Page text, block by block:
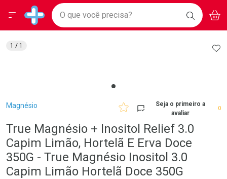
Drogarias Pacheco
Baixe nosso APP e aproveite Ofertas Exclusivas!
BAIXE
O APP
Ir direto para a home
pela página
Ir direto para o conteúdo
Ir direto para a busca
Ir direto para a conta
Faça a sua busca
O que você precisa? BUSCAR
Menu
Breadcrumb
Magnésio
Seja o primeiro a
avaliar
0
True Magnésio + Inositol Relief 3.0
Capim Limão, Hortelã E Erva Doce
350G - True Magnésio Inositol 3.0
Capim Limão Hortelã Doce 350G
1 / 1